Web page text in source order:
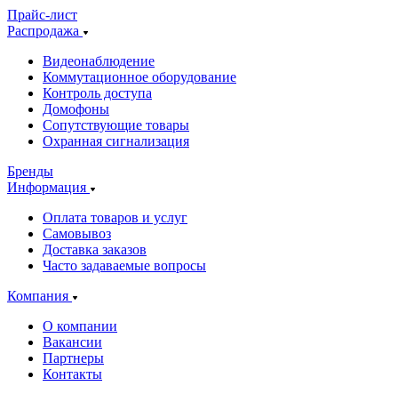
Прайс-лист
Распродажа
Видеонаблюдение
Коммутационное оборудование
Контроль доступа
Домофоны
Сопутствующие товары
Охранная сигнализация
Бренды
Информация
Оплата товаров и услуг
Самовывоз
Доставка заказов
Часто задаваемые вопросы
Компания
О компании
Вакансии
Партнеры
Контакты